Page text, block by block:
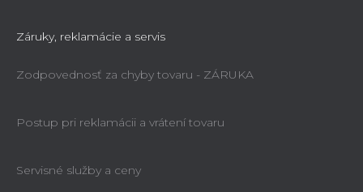
Záruky, reklamácie a servis
Zodpovednosť za chyby tovaru - ZÁRUKA
Postup pri reklamácii a vrátení tovaru
Servisné služby a ceny